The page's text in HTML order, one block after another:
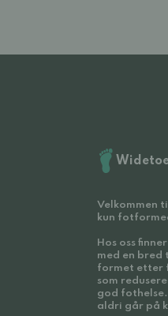
Velkommen
kun
Hos oss
med en bred
formet etter
som
god
aldri går på